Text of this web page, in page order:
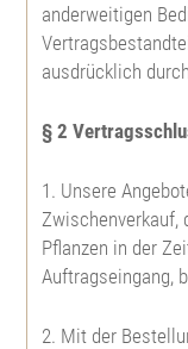
Weißtanne
Scheinzypresse
Sandbirke, Hänge-
Rotbuche
Himalaya Zeder
Hybrid Lärche
Kanadische
Japanische Quitte
Rotbuche
Lebensbaum
Abies
Abies lasiocarpa
anderweitigen
ausdrücklich
§ 2
1. Unsere
Zwischenverkauf,
Pflanzen in der
Auftragseingang,
2. Mit der